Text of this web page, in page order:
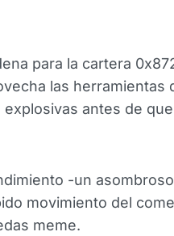
para la cartera
las herramientas
explosivas antes de
-un
movimiento del
meme.